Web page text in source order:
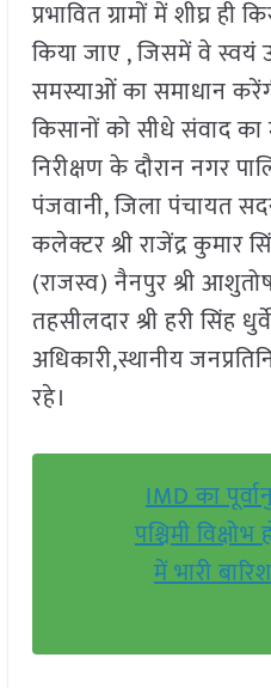
प्रभावित ग्रामों में शीघ्र
किया जाए , जिसमें वे स्वयं
समस्याओं का समाधान
किसानों को सीधे संवाद
निरीक्षण के दौरान नगर
पंजवानी, जिला पंचायत
कलेक्टर श्री राजेंद्र कुमार
(राजस्व) नैनपुर श्री
तहसीलदार श्री हरी सिंह
अधिकारी,स्थानीय
रहे।
IMD का
पश्चिमी
में भारी